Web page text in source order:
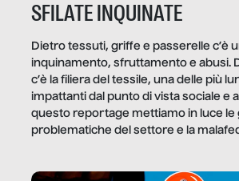
SFILATE INQUINATE
Dietro tessuti, griffe e passerelle c’è
inquinamento, sfruttamento e abusi.
c’è la filiera del tessile, una delle più
impattanti dal punto di vista sociale e
questo reportage mettiamo in luce le
problematiche del settore e la